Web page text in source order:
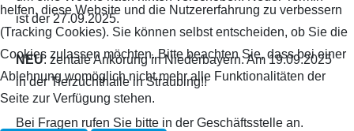
ist der 27.09.2025.
NEU: zentale Ankörung in Niederbayern. Am 19.09.2025
in der Tierzuchthalle in Straubing!!
Bei Fragen rufen Sie bitte in der Geschäftsstelle an.
helfen, diese Website und die Nutzererfahrung zu verbessern
(Tracking Cookies). Sie können selbst entscheiden, ob Sie die
Cookies zulassen möchten. Bitte beachten Sie, dass bei einer
Ablehnung womöglich nicht mehr alle Funktionalitäten der
Seite zur Verfügung stehen.